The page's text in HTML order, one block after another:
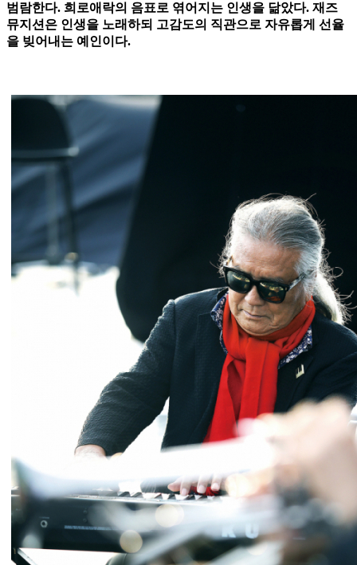
범람한다. 희로애락의 음표로 엮어지는 인생을 닮았다. 재즈
뮤지션은 인생을 노래하되 고감도의 직관으로 자유롭게 선율
을 빚어내는 예인이다.